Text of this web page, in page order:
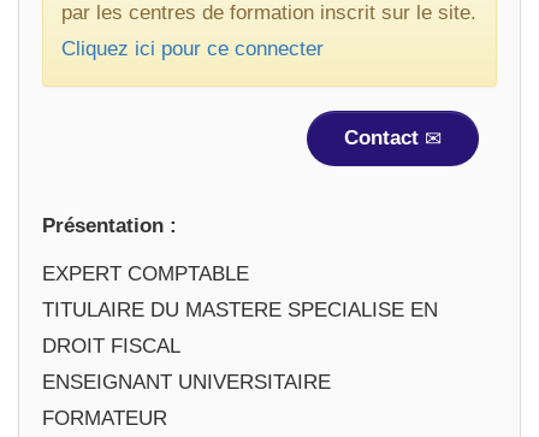
par les centres de formation inscrit sur le site.
Cliquez ici pour ce connecter
Contact
Présentation :
EXPERT COMPTABLE
TITULAIRE DU MASTERE SPECIALISE EN
DROIT FISCAL
ENSEIGNANT UNIVERSITAIRE
FORMATEUR